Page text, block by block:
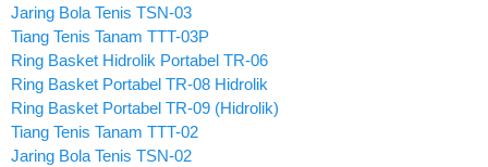
Jaring Bola Tenis TSN-03
Tiang Tenis Tanam TTT-03P
Ring Basket Hidrolik Portabel TR-06
Ring Basket Portabel TR-08 Hidrolik
Ring Basket Portabel TR-09 (Hidrolik)
Tiang Tenis Tanam TTT-02
Jaring Bola Tenis TSN-02